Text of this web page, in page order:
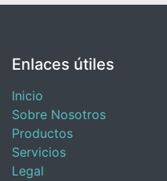
Enlaces útiles
Inicio
Sobre Nosotros
Productos
Servicios
Legal